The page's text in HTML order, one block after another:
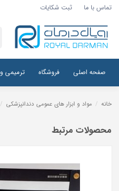
تماس با ما ثبت شکایات
صفحه اصلی فروشگاه ترمیمی
خانه / مواد و ابزار های عمومی دندانپزشکی /
محصولات مرتبط